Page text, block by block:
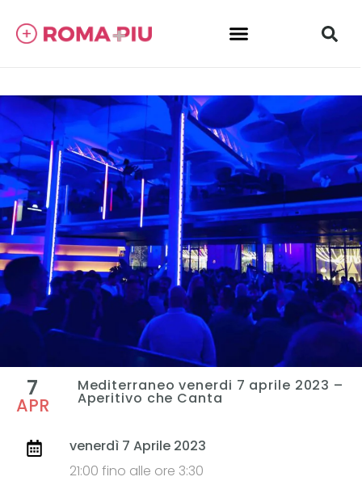
7
APR
Mediterraneo venerdi 7 aprile 2023 –
Aperitivo che Canta
venerdì 7 Aprile 2023
21:00 fino alle ore 3:30